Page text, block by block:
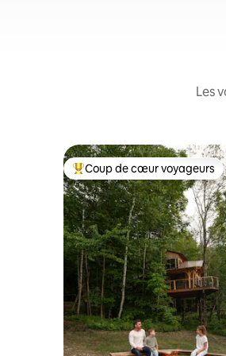
Les
Coup de cœur voyageurs
Coup de cœur voyageurs